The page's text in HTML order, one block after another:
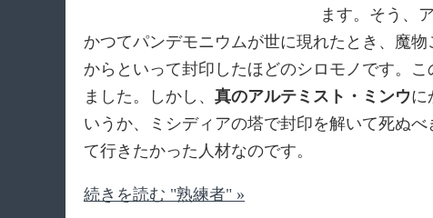
ます。そう、
かつてパンデモニウムが世に現れたとき、魔
からといって封印したほどのシロモノです。
ました。しかし、 真のアルテミスト・ミンウに
いうか、ミシディアの塔で封印を解いて死ぬ
て行きたかった人材なのです。
続きを読む "熟練者" »